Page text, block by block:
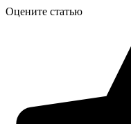
Оцените статью